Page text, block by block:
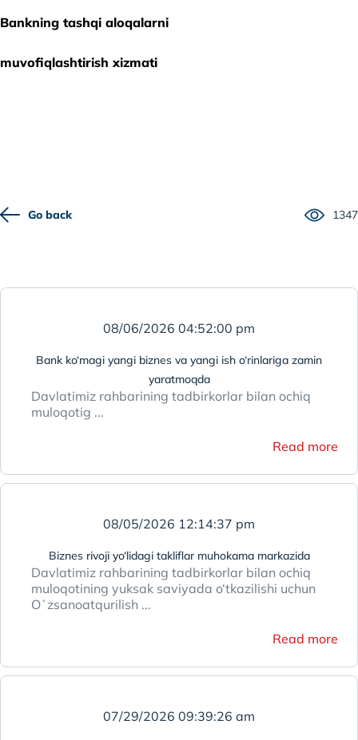
Bankning tashqi aloqalarni
muvofiqlashtirish xizmati
Go back 1347
08/06/2026 04:52:00 pm
Bank ko‘magi yangi biznes va yangi ish o‘rinlariga zamin
yaratmoqda
Davlatimiz rahbarining tadbirkorlar bilan ochiq
muloqotig ...
Read more
08/05/2026 12:14:37 pm
Biznes rivoji yo‘lidagi takliflar muhokama markazida
Davlatimiz rahbarining tadbirkorlar bilan ochiq
muloqotining yuksak saviyada o‘tkazilishi uchun
Oʻzsanoatqurilish ...
Read more
07/29/2026 09:39:26 am